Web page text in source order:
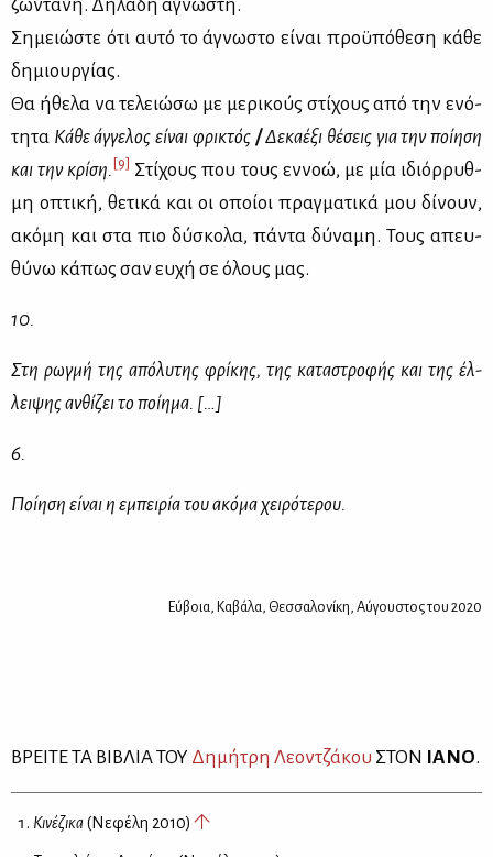
ζω­ντα­νή. Δη­λα­δή άγνω­στη.
Ση­μειώ­στε ότι αυ­τό το άγνω­στο εί­ναι προ­ϋ­πό­θε­ση κά­θε
δη­μιουρ­γί­ας.
Θα ήθε­λα να τε­λειώ­σω με με­ρι­κούς στί­χους από την ενό­
τη­τα Κά­θε άγ­γε­λος εί­ναι φρι­κτός /Δε­κα­έ­ξι θέ­σεις για την ποί­η­ση
και την κρί­ση. [9] Στί­χους που τους εν­νοώ, με μία ιδιόρ­ρυθ­
μη οπτι­κή, θε­τι­κά και οι οποί­οι πραγ­μα­τι­κά μου δί­νουν,
ακό­μη και στα πιο δύ­σκο­λα, πά­ντα δύ­να­μη. Τους απευ­
θύ­νω κά­πως σαν ευ­χή σε όλους μας.
10.
Στη ρωγ­μή της από­λυ­της φρί­κης, της κα­τα­στρο­φής και της έλ­
λει­ψης αν­θί­ζει το ποί­η­μα. […]
6.
Ποί­η­ση εί­ναι η εμπει­ρία του ακό­μα χει­ρό­τε­ρου.
Εύ­βοια, Κα­βά­λα, Θεσ­σα­λο­νί­κη, Αύ­γου­στος του 2020
ΒΡΕΙ­ΤΕ ΤΑ ΒΙ­ΒΛΙΑ ΤΟΥ Δη­μή­τρη Λε­ον­τζά­κου ΣΤΟΝ ΙΑ­ΝΟ.
Κινέζικα(Νεφέλη 2010)